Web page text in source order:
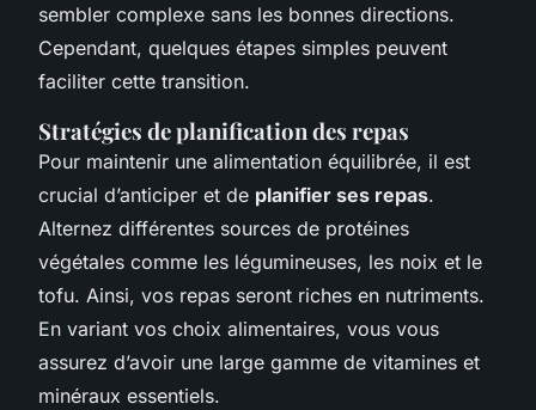
sembler complexe sans les bonnes directions.
Cependant, quelques étapes simples peuvent
faciliter cette transition.
Stratégies de planification des repas
Pour maintenir une alimentation équilibrée, il est
crucial d’anticiper et de planifier ses repas.
Alternez différentes sources de protéines
végétales comme les légumineuses, les noix et le
tofu. Ainsi, vos repas seront riches en nutriments.
En variant vos choix alimentaires, vous vous
assurez d’avoir une large gamme de vitamines et
minéraux essentiels.